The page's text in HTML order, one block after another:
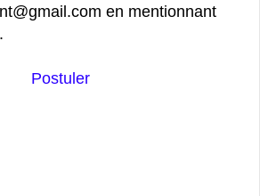
en mentionnant
Postuler